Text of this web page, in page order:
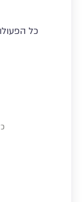
כל